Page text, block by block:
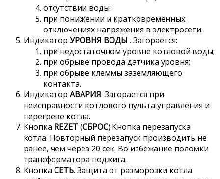
отсутствии воды;
при понижении и кратковременных
отключениях напряжения в электросети.
Индикатор УРОВНЯ ВОДЫ . Загорается:
при недостаточном уровне котловой воды;
при обрыве провода датчика уровня;
при обрыве клеммы заземляющего
контакта.
Индикатор АВАРИЯ. Загорается при
неисправности котлового пульта управления и
перегреве котла.
Кнопка REZET(СБРОС).Кнопка перезапуска
котла. Повторный перезапуск производить не
ранее, чем через 20 сек. Во избежание поломки
трансформатора поджига.
Кнопка СЕТЬ. Защита от разморозки котла